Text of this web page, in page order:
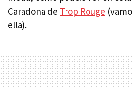
Caradona de Trop Rouge
ella).